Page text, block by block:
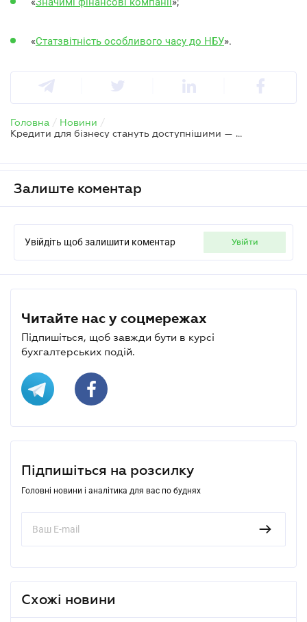
«Статзвітність особливого часу до НБУ».
Головна / Новини /
Кредити для бізнесу стануть доступнішими — Нацбанк змінив правила оцінки боржників
Залиште коментар
Увійдіть щоб залишити коментар увійти
Читайте нас у соцмережах
Підпишіться, щоб завжди бути в курсі
бухгалтерських подій.
Підпишіться на розсилку
Головні новини і аналітика для вас по буднях
Схожі новини